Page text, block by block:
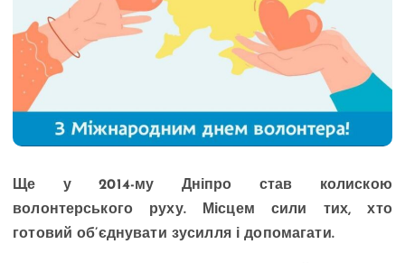
Ще у 2014-му Дніпро став колискою
волонтерського руху. Місцем сили тих, хто
готовий об’єднувати зусилля і допомагати.